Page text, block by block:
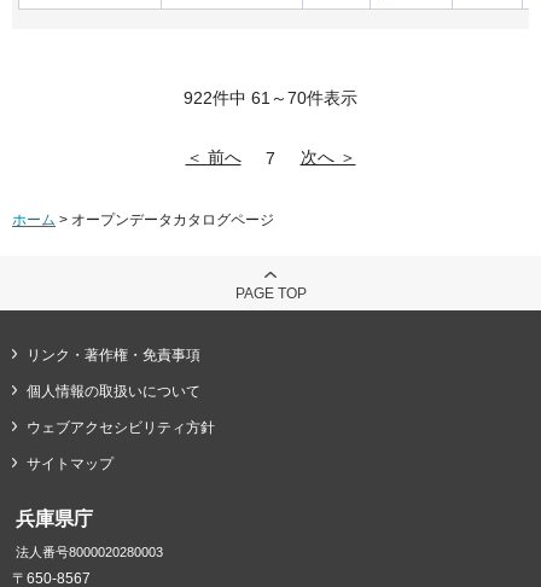
922件中 61～70件表示
＜ 前へ 7 次へ ＞
ホーム > オープンデータカタログページ
PAGE TOP
リンク・著作権・免責事項
個人情報の取扱いについて
ウェブアクセシビリティ方針
サイトマップ
兵庫県庁
法人番号8000020280003
〒650-8567